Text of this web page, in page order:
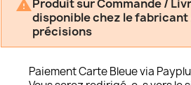
Produit sur Commande /
disponible chez le
précisions
Paiement Carte Bleue via